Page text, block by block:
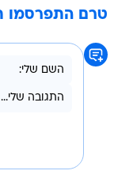
טרם התפרסמו